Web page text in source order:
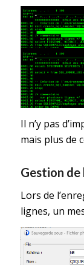
Il n’y pas
mais plus de
Gestion de
Lors de
lignes, un